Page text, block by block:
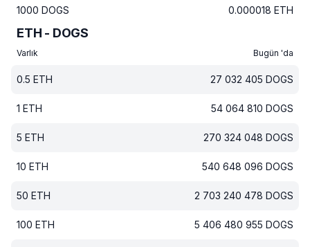
1000 DOGS 0.000018 ETH
ETH - DOGS
Varlık Bugün 'da
0.5 ETH 27 032 405 DOGS
1 ETH 54 064 810 DOGS
5 ETH 270 324 048 DOGS
10 ETH 540 648 096 DOGS
50 ETH 2 703 240 478 DOGS
100 ETH 5 406 480 955 DOGS